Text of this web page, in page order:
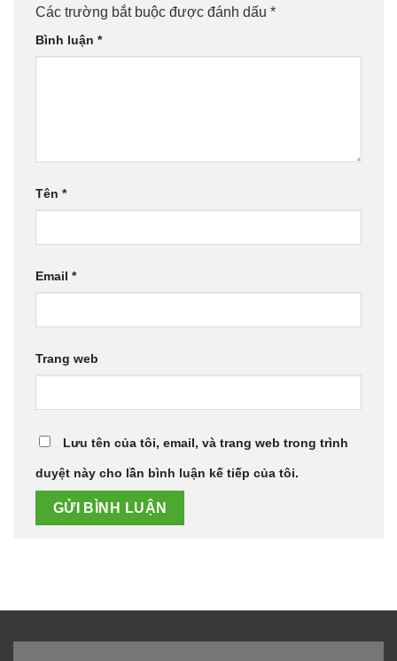
Các trường bắt buộc được đánh dấu *
Bình luận *
Tên *
Email *
Trang web
Lưu tên của tôi, email, và trang web trong trình
duyệt này cho lần bình luận kế tiếp của tôi.